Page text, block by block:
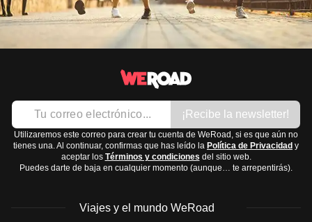
¡Recibe la newsletter!
Utilizaremos este correo para crear tu cuenta de WeRoad, si es que aún no
tienes una. Al continuar, confirmas que has leído la Política de Privacidad y
aceptar los Términos y condiciones del sitio web.
Puedes darte de baja en cualquier momento (aunque… te arrepentirás).
Viajes y el mundo WeRoad